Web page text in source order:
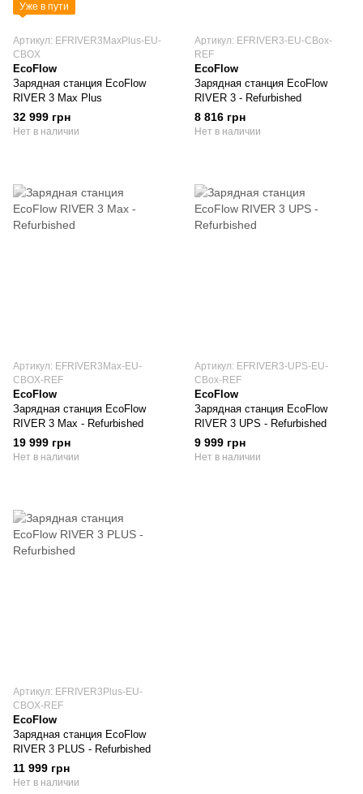
Уже в пути
Артикул: EFRIVER3MaxPlus-EU-
CBOX
EcoFlow
Зарядная станция EcoFlow
RIVER 3 Max Plus
32 999 грн
Нет в наличии
Артикул: EFRIVER3-EU-CBox-
REF
EcoFlow
Зарядная станция EcoFlow
RIVER 3 - Refurbished
8 816 грн
Нет в наличии
Артикул: EFRIVER3Max-EU-
CBOX-REF
EcoFlow
Зарядная станция EcoFlow
RIVER 3 Max - Refurbished
19 999 грн
Нет в наличии
Артикул: EFRIVER3-UPS-EU-
CBox-REF
EcoFlow
Зарядная станция EcoFlow
RIVER 3 UPS - Refurbished
9 999 грн
Нет в наличии
Артикул: EFRIVER3Plus-EU-
CBOX-REF
EcoFlow
Зарядная станция EcoFlow
RIVER 3 PLUS - Refurbished
11 999 грн
Нет в наличии